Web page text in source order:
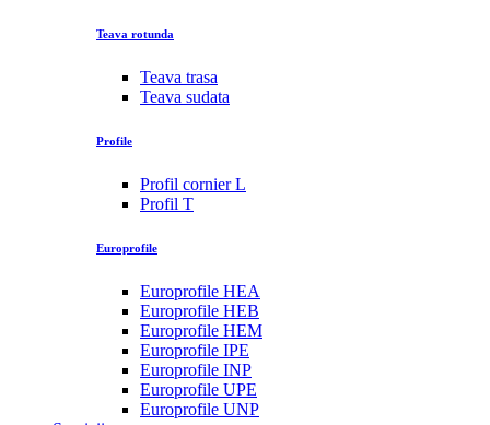
Teava rotunda
Teava trasa
Teava sudata
Profile
Profil cornier L
Profil T
Europrofile
Europrofile HEA
Europrofile HEB
Europrofile HEM
Europrofile IPE
Europrofile INP
Europrofile UPE
Europrofile UNP